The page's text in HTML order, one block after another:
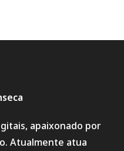
apaixonado por
Atualmente atua